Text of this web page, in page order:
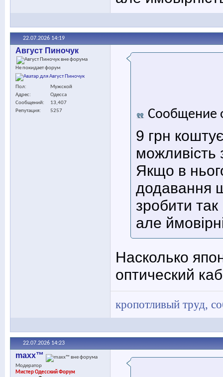
22.07.2026 14:19
Август Пиночук
Не покидает форум
Пол
Мужской
Адрес
Одесса
Сообщений
13,407
Репутация
5257 Сообщение
9 грн
можливість
Якщо в
додавання
зробити
але
Насколько
оптический
кропотливый труд,
22.07.2026 14:23
maxx™
Модератор
Мистер Одесский Форум